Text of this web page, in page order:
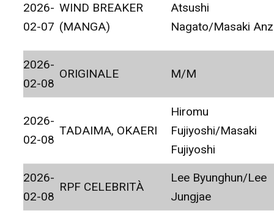
2026-
02-07
WIND BREAKER
(MANGA)
Atsushi
Nagato/Masaki
2026-
02-08
ORIGINALE M/M
2026-
02-08
TADAIMA, OKAERI
Hiromu
Fujiyoshi/Masaki
Fujiyoshi
2026-
02-08
RPF CELEBRITÀ
Lee Byunghun/Lee
Jungjae